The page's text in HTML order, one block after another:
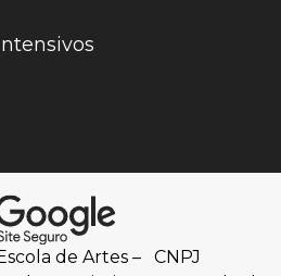
de Artes – CNPJ